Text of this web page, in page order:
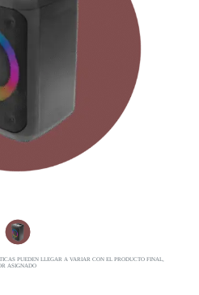
PUEDEN LLEGAR A VARIAR CON EL PRODUCTO FINAL,
ASIGNADO